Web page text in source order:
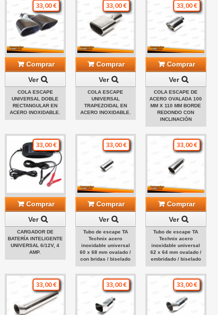
33,00 €
Comprar
Ver
COLA ESCAPE
UNIVERSAL DOBLE
RECTANGULAR EN
ACERO INOXIDABLE.
33,00 €
Comprar
Ver
COLA ESCAPE
UNIVERSAL
TRAPEZOIDAL EN
ACERO INOXIDABLE.
33,00 €
Comprar
Ver
COLA ESCAPE DE
ACERO OVALADA 100
MM X 110 MM BORDE
REDONDO CON
INCLINACIÓN
33,00 €
Comprar
Ver
CARGADOR DE
BATERÍA INTELIGENTE
UNIVERSAL 6/12V, 4
AMP.
33,00 €
Comprar
Ver
Tubo de escape TA
Technix acero
inoxidable universal
60 x 68 mm ovalado /
con bridas / biselado
33,00 €
Comprar
Ver
Tubo de escape TA
Technix acero
inoxidable universal
62 x 64 mm ovalado /
embridado / biselado
33,00 € 33,00 € 33,00 €